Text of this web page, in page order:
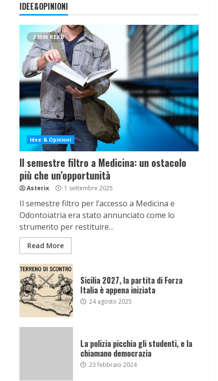
IDEE&OPINIONI
2 MIN READ
Idee & Opinioni
Il semestre filtro a Medicina: un ostacolo
più che un’opportunità
Asterix 1 settembre 2025
Il semestre filtro per l’accesso a Medicina e
Odontoiatria era stato annunciato come lo
strumento per restituire...
Read More
Sicilia 2027, la partita di Forza
Italia è appena iniziata
24 agosto 2025
La polizia picchia gli studenti, e la
chiamano democrazia
23 febbraio 2024